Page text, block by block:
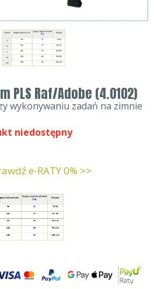
PLS Raf/Adobe (4.0102)
wykonywaniu zadań na zimnie
niedostępny
e-RATY 0% >>